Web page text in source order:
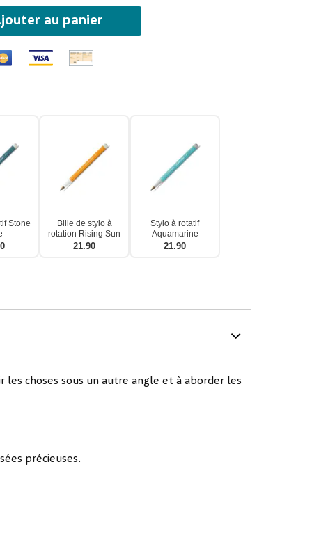
au panier
Stone
Bille de stylo à
rotation Rising Sun
21.90
Stylo à rotatif
Aquamarine
21.90
les choses sous un autre angle et à aborder les
précieuses.